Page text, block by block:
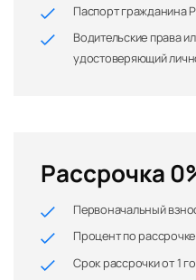
Паспорт гражданина
Водительские права
удостоверяющий
Рассрочка
Первоначальный
Процент по
Срок рассрочки от 1